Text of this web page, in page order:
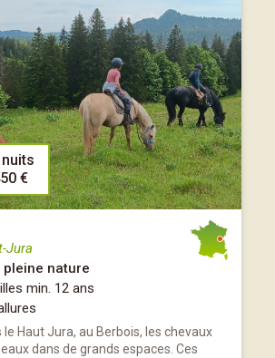
€
Jura
pleine nature
min. 12 ans
Haut Jura, au Berbois, les chevaux
dans de grands espaces. Ces